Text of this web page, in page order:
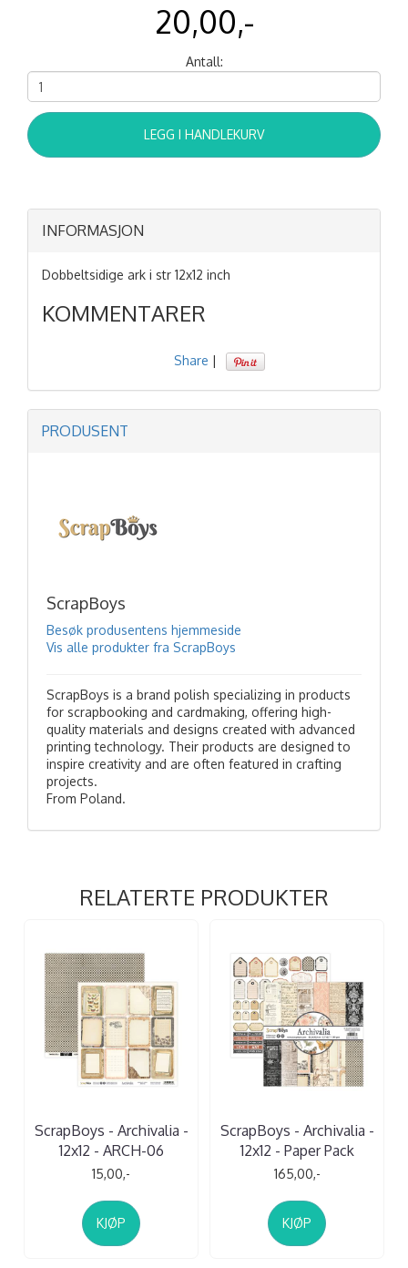
20,00,-
Antall:
LEGG I HANDLEKURV
INFORMASJON
Dobbeltsidige ark i str 12x12 inch
KOMMENTARER
Share |
PRODUSENT
ScrapBoys
Besøk produsentens hjemmeside
Vis alle produkter fra ScrapBoys
ScrapBoys is a brand polish specializing in products
for scrapbooking and cardmaking, offering high-
quality materials and designs created with advanced
printing technology. Their products are designed to
inspire creativity and are often featured in crafting
projects.
From Poland.
RELATERTE PRODUKTER
ScrapBoys - Archivalia -
12x12 - ARCH-06
15,00,-
KJØP
ScrapBoys - Archivalia -
12x12 - Paper Pack
165,00,-
KJØP